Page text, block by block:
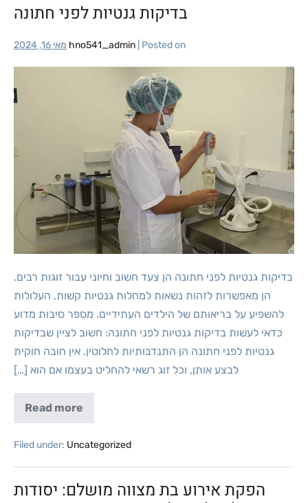
בדיקות גנטיות לפני חתונה
hno541_admin |Posted on מאי 16, 2024
בדיקות גנטיות לפני חתונה הן צעד חשוב וחיוני עבור זוגות רבים.
הן מאפשרות לזהות נשאות למחלות גנטיות קשות, העלולות
להשפיע על בריאותם של הילדים העתידיים. מספר סיבות מדוע
כדאי לעשות בדיקות גנטיות לפני חתונה: חשוב לציין שבדיקות
גנטיות לפני חתונה הן התנדבותיות לחלוטין. אין חובה חוקית
לבצע אותן, וכל זוג רשאי להחליט בעצמו אם הוא […]
Read more
Filed under:Uncategorized
הפקת אירוע בת מצווה מושלם: יסודות